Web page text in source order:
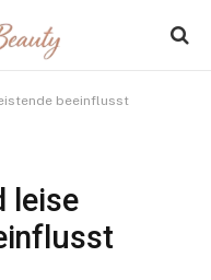
beeinflusst
leise